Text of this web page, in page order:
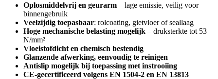
Oplosmiddelvrij en geurarm – lage emissie, veilig voor
binnengebruik
Veelzijdig toepasbaar: rolcoating, gietvloer of seallaag
Hoge mechanische belasting mogelijk – druksterkte tot 53
N/mm²
Vloeistofdicht en chemisch bestendig
Glanzende afwerking, eenvoudig te reinigen
Antislip mogelijk bij toepassing met instrooiing
CE-gecertificeerd volgens EN 1504-2 en EN 13813